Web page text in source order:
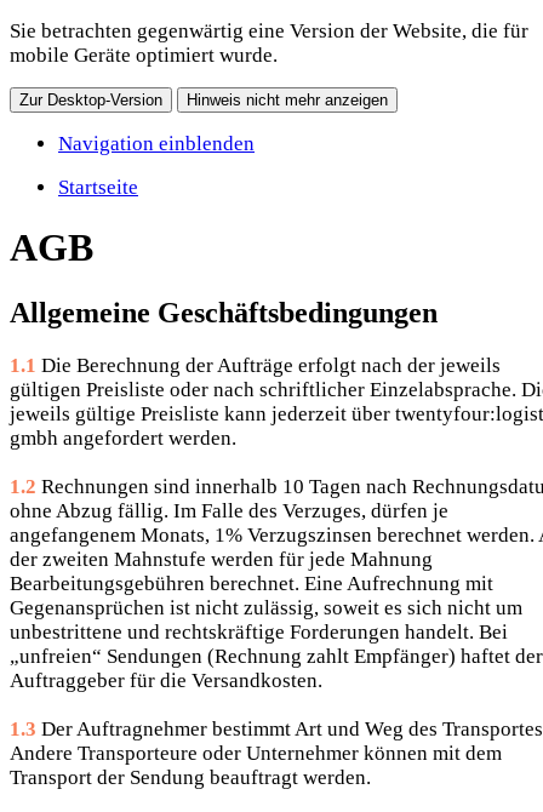
Sie betrachten gegenwärtig eine Version der Website, die für
mobile Geräte optimiert wurde.
Zur Desktop-Version Hinweis nicht mehr anzeigen
Navigation einblenden
Startseite
AGB
Allgemeine Geschäftsbedingungen
1.1 Die Berechnung der Aufträge erfolgt nach der jeweils
gültigen Preisliste oder nach schriftlicher Einzelabsprache.
jeweils gültige Preisliste kann jederzeit über
gmbh angefordert werden.
1.2 Rechnungen sind innerhalb 10 Tagen nach
ohne Abzug fällig. Im Falle des Verzuges, dürfen je
angefangenem Monats, 1% Verzugszinsen berechnet werden.
der zweiten Mahnstufe werden für jede Mahnung
Bearbeitungsgebühren berechnet. Eine Aufrechnung mit
Gegenansprüchen ist nicht zulässig, soweit es sich nicht um
unbestrittene und rechtskräftige Forderungen handelt. Bei
„unfreien“ Sendungen (Rechnung zahlt Empfänger) haftet der
Auftraggeber für die Versandkosten.
1.3 Der Auftragnehmer bestimmt Art und Weg des
Andere Transporteure oder Unternehmer können mit dem
Transport der Sendung beauftragt werden.